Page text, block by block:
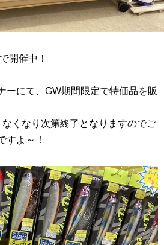
開催中！
ーにて、GW期間限定で特価品を販
くなり次第終了となりますのでご
すよ～！